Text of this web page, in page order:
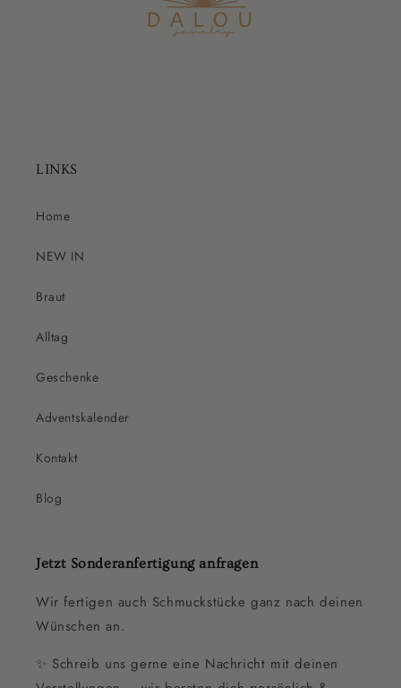
LINKS
Home
NEW IN
Braut
Alltag
Geschenke
Adventskalender
Kontakt
Blog
Jetzt Sonderanfertigung anfragen
Wir fertigen auch Schmuckstücke ganz nach deinen
Wünschen an.
✨ Schreib uns gerne eine Nachricht mit deinen